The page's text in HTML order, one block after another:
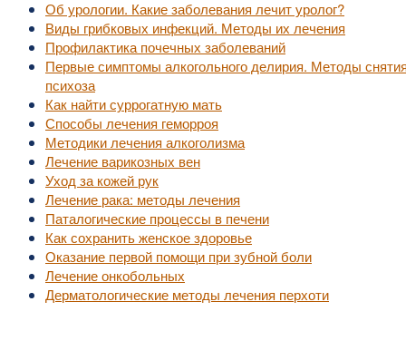
Об урологии. Какие заболевания лечит уролог?
Виды грибковых инфекций. Методы их лечения
Профилактика почечных заболеваний
Первые симптомы алкогольного делирия. Методы
психоза
Как найти суррогатную мать
Способы лечения геморроя
Методики лечения алкоголизма
Лечение варикозных вен
Уход за кожей рук
Лечение рака: методы лечения
Паталогические процессы в печени
Как сохранить женское здоровье
Оказание первой помощи при зубной боли
Лечение онкобольных
Дерматологические методы лечения перхоти